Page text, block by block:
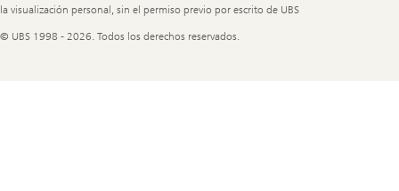
la visualización personal, sin el permiso previo por escrito de UBS
© UBS 1998 - 2026. Todos los derechos reservados.